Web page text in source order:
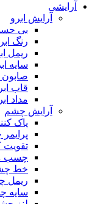
آرایشی
آرایش ابرو
بی
رنگ
ریمل
سایه
صابون
قاب
مداد
آرایش چشم
پاک
تقویت
چسب
خط
ریمل
سایه